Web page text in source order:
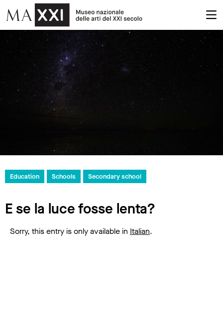
Education Schools Secondary school
E se la luce fosse lenta?
Sorry, this entry is only available in Italian.